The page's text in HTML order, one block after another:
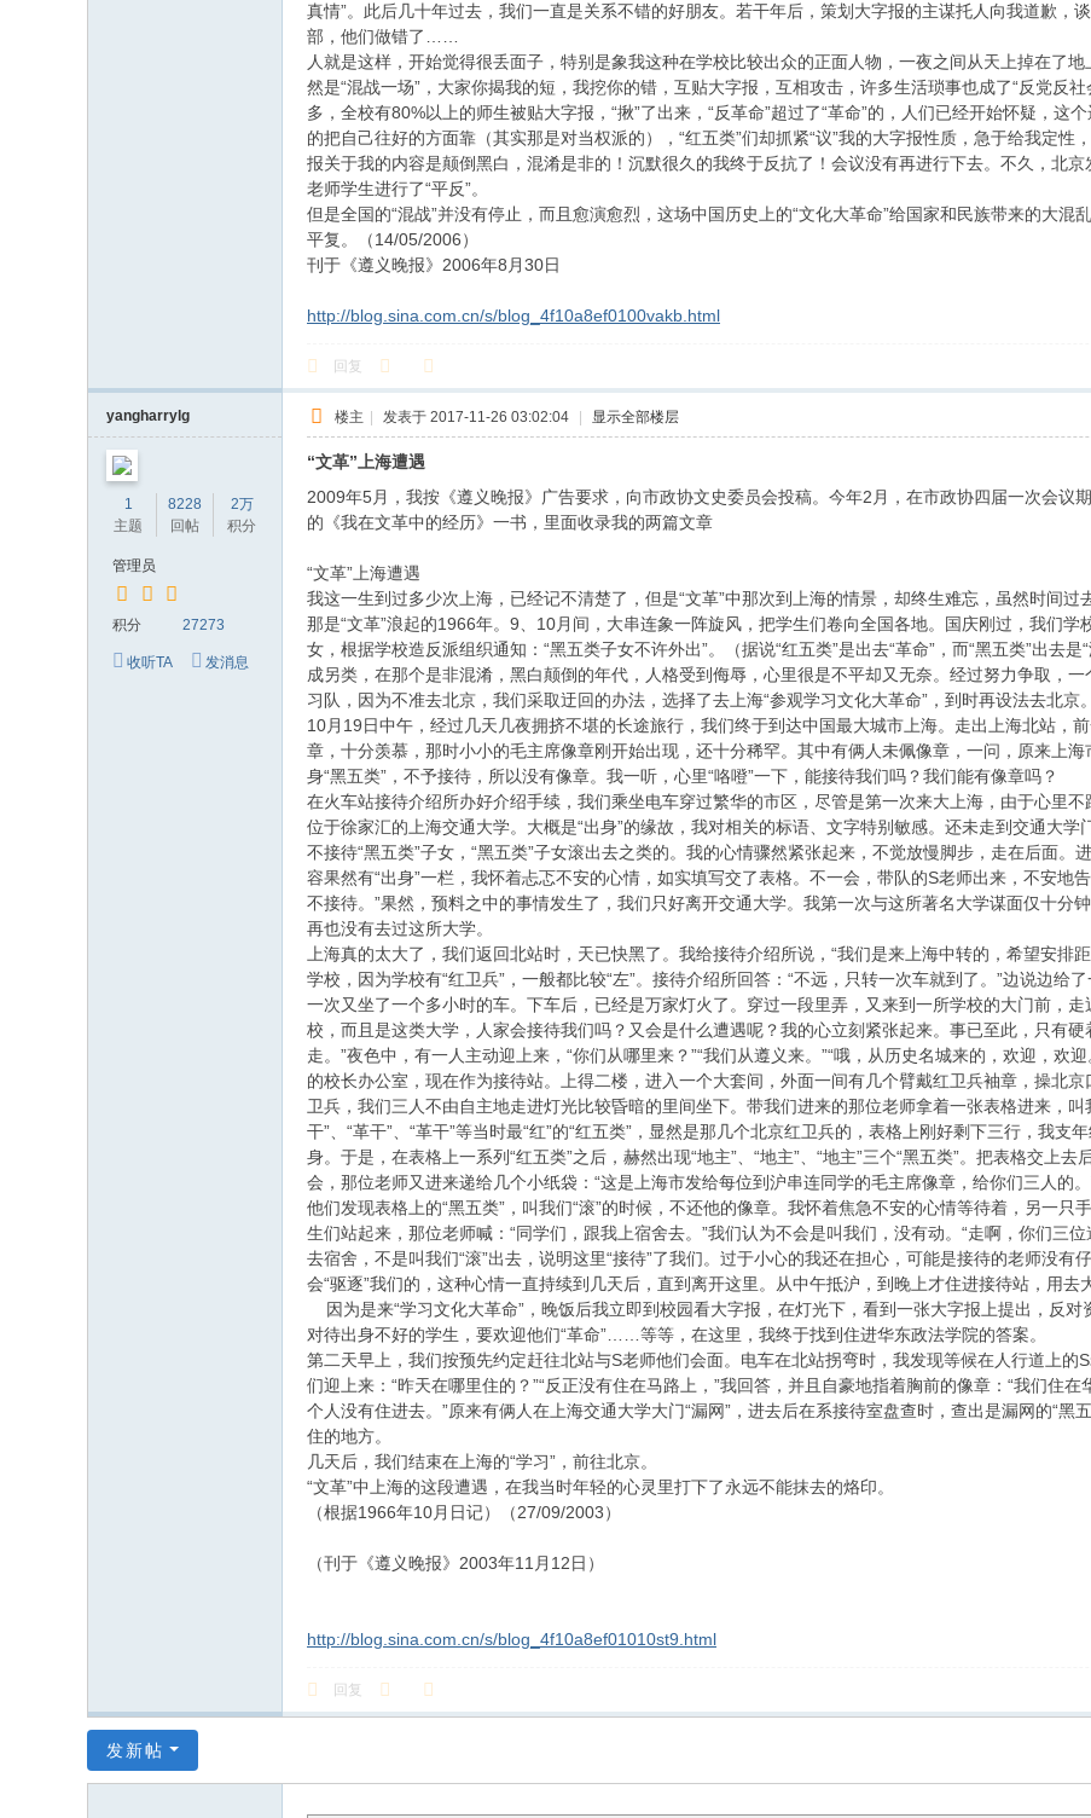
真情”。此后几十年过去，我们一直是关系不错的好朋友。若干年后，策划大字报的主谋托人向我道歉，
部，他们做错了……
人就是这样，开始觉得很丢面子，特别是象我这种在学校比较出众的正面人物，一夜之间从天上掉在了
然是“混战一场”，大家你揭我的短，我挖你的错，互贴大字报，互相攻击，许多生活琐事也成了“反党反
多，全校有80%以上的师生被贴大字报，“揪”了出来，“反革命”超过了“革命”的，人们已经开始怀疑，这
的把自己往好的方面靠（其实那是对当权派的），“红五类”们却抓紧“议”我的大字报性质，急于给我定
报关于我的内容是颠倒黑白，混淆是非的！沉默很久的我终于反抗了！会议没有再进行下去。不久，北
老师学生进行了“平反”。
但是全国的“混战”并没有停止，而且愈演愈烈，这场中国历史上的“文化大革命”给国家和民族带来的大
平复。（14/05/2006）
刊于《遵义晚报》2006年8月30日
http://blog.sina.com.cn/s/blog_4f10a8ef0100vakb.html
回复
yangharrylg
1
主题
8228
回帖
2万
积分
管理员
积分 27273
收听TA 发消息
楼主 | 发表于 2017-11-26 03:02:04 | 显示全部楼层
“文革”上海遭遇
2009年5月，我按《遵义晚报》广告要求，向市政协文史委员会投稿。今年2月，在市政协四届一次会议
的《我在文革中的经历》一书，里面收录我的两篇文章
“文革”上海遭遇
我这一生到过多少次上海，已经记不清楚了，但是“文革”中那次到上海的情景，却终生难忘，虽然时间过
那是“文革”浪起的1966年。9、10月间，大串连象一阵旋风，把学生们卷向全国各地。国庆刚过，我们学
女，根据学校造反派组织通知：“黑五类子女不许外出”。（据说“红五类”是出去“革命”，而“黑五类”出去
成另类，在那个是非混淆，黑白颠倒的年代，人格受到侮辱，心里很是不平却又无奈。经过努力争取，
习队，因为不准去北京，我们采取迂回的办法，选择了去上海“参观学习文化大革命”，到时再设法去北京
10月19日中午，经过几天几夜拥挤不堪的长途旅行，我们终于到达中国最大城市上海。走出上海北站，
章，十分羡慕，那时小小的毛主席像章刚开始出现，还十分稀罕。其中有俩人未佩像章，一问，原来上
身“黑五类”，不予接待，所以没有像章。我一听，心里“咯噔”一下，能接待我们吗？我们能有像章吗？
在火车站接待介绍所办好介绍手续，我们乘坐电车穿过繁华的市区，尽管是第一次来大上海，由于心里
位于徐家汇的上海交通大学。大概是“出身”的缘故，我对相关的标语、文字特别敏感。还未走到交通大
不接待“黑五类”子女，“黑五类”子女滚出去之类的。我的心情骤然紧张起来，不觉放慢脚步，走在后面
容果然有“出身”一栏，我怀着忐忑不安的心情，如实填写交了表格。不一会，带队的S老师出来，不安地
不接待。”果然，预料之中的事情发生了，我们只好离开交通大学。我第一次与这所著名大学谋面仅十分
再也没有去过这所大学。
上海真的太大了，我们返回北站时，天已快黑了。我给接待介绍所说，“我们是来上海中转的，希望安排
学校，因为学校有“红卫兵”，一般都比较“左”。接待介绍所回答：“不远，只转一次车就到了。”边说边
一次又坐了一个多小时的车。下车后，已经是万家灯火了。穿过一段里弄，又来到一所学校的大门前，
校，而且是这类大学，人家会接待我们吗？又会是什么遭遇呢？我的心立刻紧张起来。事已至此，只有
走。”夜色中，有一人主动迎上来，“你们从哪里来？”“我们从遵义来。”“哦，从历史名城来的，欢迎，欢
的校长办公室，现在作为接待站。上得二楼，进入一个大套间，外面一间有几个臂戴红卫兵袖章，操北
卫兵，我们三人不由自主地走进灯光比较昏暗的里间坐下。带我们进来的那位老师拿着一张表格进来，
干”、“革干”、“革干”等当时最“红”的“红五类”，显然是那几个北京红卫兵的，表格上刚好剩下三行，我支
身。于是，在表格上一系列“红五类”之后，赫然出现“地主”、“地主”、“地主”三个“黑五类”。把表格交上
会，那位老师又进来递给几个小纸袋：“这是上海市发给每位到沪串连同学的毛主席像章，给你们三人的
他们发现表格上的“黑五类”，叫我们“滚”的时候，不还他的像章。我怀着焦急不安的心情等待着，另一
生们站起来，那位老师喊：“同学们，跟我上宿舍去。”我们认为不会是叫我们，没有动。“走啊，你们三
去宿舍，不是叫我们“滚”出去，说明这里“接待”了我们。过于小心的我还在担心，可能是接待的老师没有
会“驱逐”我们的，这种心情一直持续到几天后，直到离开这里。从中午抵沪，到晚上才住进接待站，用去
因为是来“学习文化大革命”，晚饭后我立即到校园看大字报，在灯光下，看到一张大字报上提出，反对
对待出身不好的学生，要欢迎他们“革命”……等等，在这里，我终于找到住进华东政法学院的答案。
第二天早上，我们按预先约定赶往北站与S老师他们会面。电车在北站拐弯时，我发现等候在人行道上
们迎上来：“昨天在哪里住的？”“反正没有住在马路上，”我回答，并且自豪地指着胸前的像章：“我们住
个人没有住进去。”原来有俩人在上海交通大学大门“漏网”，进去后在系接待室盘查时，查出是漏网的“黑
住的地方。
几天后，我们结束在上海的“学习”，前往北京。
“文革”中上海的这段遭遇，在我当时年轻的心灵里打下了永远不能抹去的烙印。
（根据1966年10月日记）（27/09/2003）
（刊于《遵义晚报》2003年11月12日）
http://blog.sina.com.cn/s/blog_4f10a8ef01010st9.html
回复
发新帖